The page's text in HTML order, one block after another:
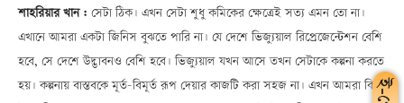
শাহরিয়ার খান : সেটা ঠিক। এখন সেটা শুধু কমিকের ক্ষেত্রেই সত্য এমন তো না।
এখানে আমরা একটা জিনিস বুঝতে পারি না। যে দেশে ভিজ্যুয়াল রিপ্রেজেন্টেশন বেশি
হবে, সে দেশে উদ্ভাবনও বেশি হবে। ভিজ্যুয়াল যখন আসে তখন সেটাকে কল্পনা করতে
হয়। কল্পনায় বাস্তবকে মূর্ত-বিমূর্ত রূপ দেয়ার কাজটি করা সহজ না। এখন আমরা কি